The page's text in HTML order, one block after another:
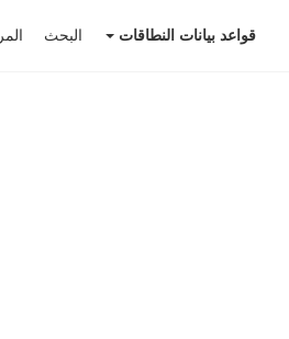
قواعد بيانات النطاقات البحث